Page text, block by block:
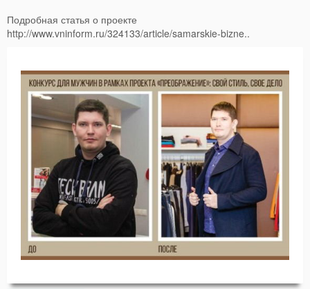
Подробная статья о проекте
http://www.vninform.ru/324133/article/samarskie-bizne..